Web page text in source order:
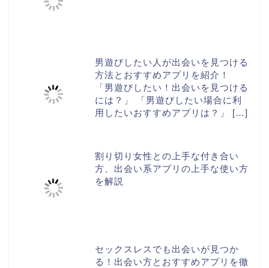
男遊びしたい人が出会いを見つける
方法とおすすめアプリを紹介！
「男遊びしたい！出会いを見つける
には？」 「男遊びしたい場合に利
用したいおすすめアプリは？」 […]
割り切り女性との上手な付き合い
方、出会い系アプリの上手な使い方
を解説
セックスレスでも出会いが見つか
る！出会い方とおすすめアプリを徹